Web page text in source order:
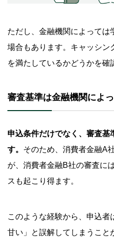
ただし、金融機関によっては
場合もあります。キャッシン
を満たしているかどうかを確
審査基準は金融機関によ
申込条件だけでなく、審査基
す。 そのため、消費者金融A
が、消費者金融B社の審査に
スも起こり得ます。
このような経験から、申込
甘い」と誤解してしまうこと